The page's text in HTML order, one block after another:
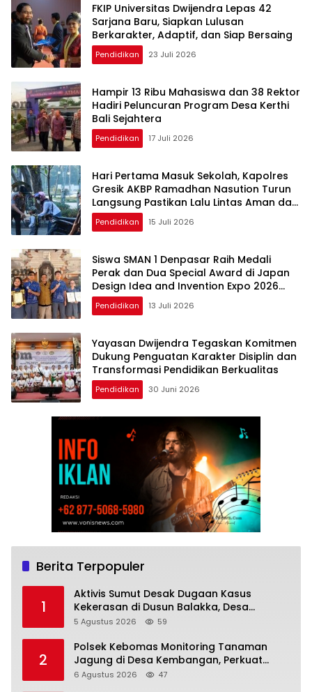
FKIP Universitas Dwijendra Lepas 42
Sarjana Baru, Siapkan Lulusan
Berkarakter, Adaptif, dan Siap Bersaing
Pendidikan 23 Juli 2026
Hampir 13 Ribu Mahasiswa dan 38 Rektor
Hadiri Peluncuran Program Desa Kerthi
Bali Sejahtera
Pendidikan 17 Juli 2026
Hari Pertama Masuk Sekolah, Kapolres
Gresik AKBP Ramadhan Nasution Turun
Langsung Pastikan Lalu Lintas Aman dan
Lancar
Pendidikan 15 Juli 2026
Siswa SMAN 1 Denpasar Raih Medali
Perak dan Dua Special Award di Japan
Design Idea and Invention Expo 2026
Osaka
Pendidikan 13 Juli 2026
Yayasan Dwijendra Tegaskan Komitmen
Dukung Penguatan Karakter Disiplin dan
Transformasi Pendidikan Berkualitas
Pendidikan 30 Juni 2026
Berita Terpopuler
1
Aktivis Sumut Desak Dugaan Kasus
Kekerasan di Dusun Balakka, Desa
Gunung Malintang Diusut Tuntas
5 Agustus 2026 59
2
Polsek Kebomas Monitoring Tanaman
Jagung di Desa Kembangan, Perkuat
Dukungan Ketahanan Pangan Nasional
6 Agustus 2026 47